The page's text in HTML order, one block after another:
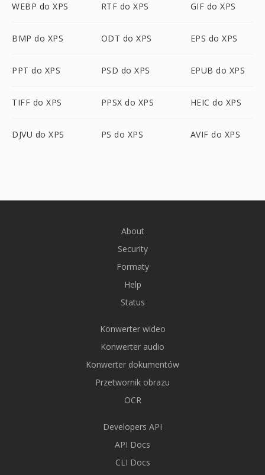
WEBP do XPS RTF do XPS GIF do XPS
BMP do XPS ODT do XPS EPS do XPS
PPT do XPS PSD do XPS EPUB do XPS
TIFF do XPS PPSX do XPS HEIC do XPS
DJVU do XPS PS do XPS AVIF do XPS
About
Security
Formaty
Help
Status
Konwerter wideo
Konwerter audio
Konwerter dokumentów
Przetwornik obrazu
OCR
Developers API
API Docs
CLI Docs